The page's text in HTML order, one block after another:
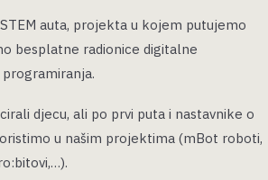
auta, projekta u kojem putujemo
besplatne radionice digitalne
djecu, ali po prvi puta i nastavnike o
u našim projektima (mBot roboti,